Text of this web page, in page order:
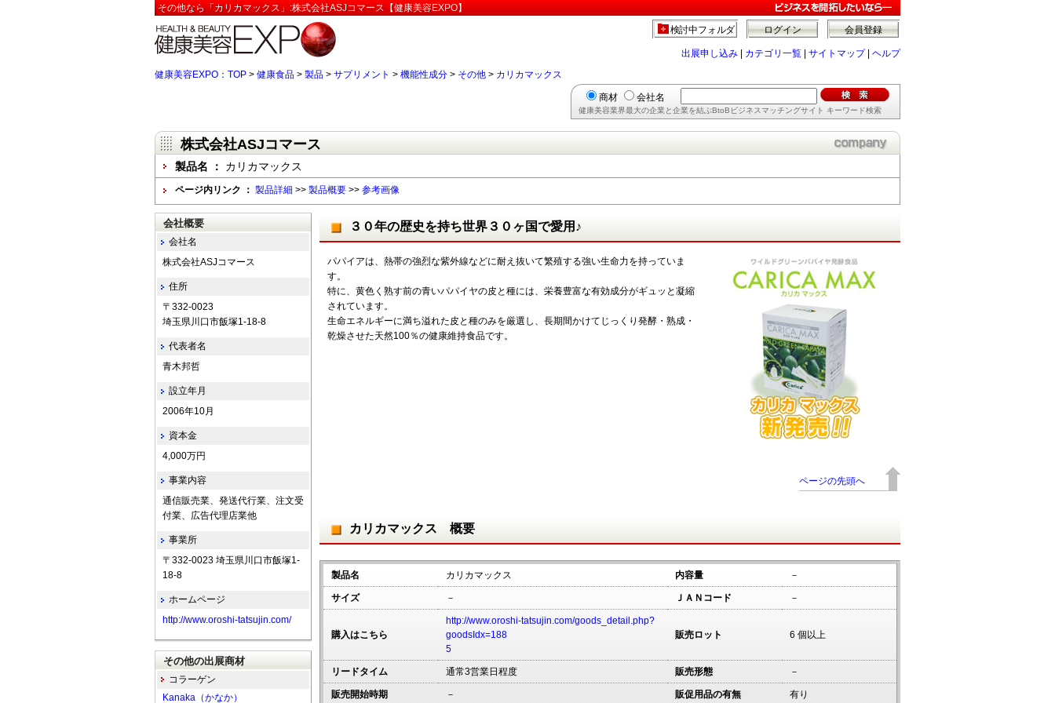
その他なら「カリカマックス」:株式会社ASJコマース【健康美容EXPO】
会員登録
ログイン
検討中フォルダ
出展申し込み カテゴリ一覧 サイトマップ| ヘルプ
健康美容EXPO：TOP > 健康食品 > 製品 > サプリメント > 機能性成分 > その他 > カリカマックス
商材 会社名
健康美容業界最大の企業と企業を結ぶBtoBビジネスマッチングサイト キーワード検索
株式会社ASJコマース
製品名 ： カリカマックス
ページ内リンク ： 製品詳細 >> 製品概要 >> 参考画像
３０年の歴史を持ち世界３０ヶ国で愛用♪
パパイアは、熱帯の強烈な紫外線などに耐え抜いて繁殖する強い生命力を持っていま
す。
特に、黄色く熟す前の青いパパイヤの皮と種には、栄養豊富な有効成分がギュッと凝縮
されています。
生命エネルギーに満ち溢れた皮と種のみを厳選し、長期間かけてじっくり発酵・熟成・
乾燥させた天然100％の健康維持食品です。
ページの先頭へ
カリカマックス 概要
製品名 カリカマックス 内容量 －
サイズ － ＪＡＮコード －
購入はこちら
http://www.oroshi-tatsujin.com/goods_detail.php?
goodsIdx=188
5
販売ロット 6 個以上
リードタイム 通常3営業日程度 販売形態 －
販売開始時期 － 販促用品の有無 有り
会社概要
会社名
株式会社ASJコマース
住所
〒332-0023
埼玉県川口市飯塚1-18-8
代表者名
青木邦哲
設立年月
2006年10月
資本金
4,000万円
事業内容
通信販売業、発送代行業、注文受
付業、広告代理店業他
事業所
〒332-0023 埼玉県川口市飯塚1-
18-8
ホームページ
http://www.oroshi-tatsujin.com/
その他の出展商材
コラーゲン
Kanaka（かなか）